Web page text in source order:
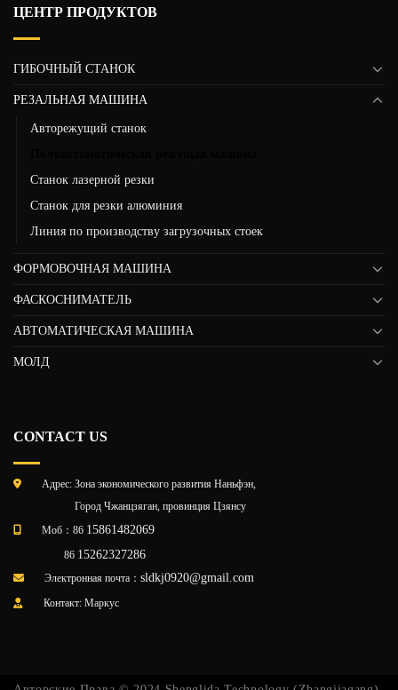
ЦЕНТР ПРОДУКТОВ
ГИБОЧНЫЙ СТАНОК
РЕЗАЛЬНАЯ МАШИНА
Авторежущий станок
Станок лазерной резки
Станок для резки алюминия
Линия по производству загрузочных стоек
ФОРМОВОЧНАЯ МАШИНА
ФАСКОСНИМАТЕЛЬ
АВТОМАТИЧЕСКАЯ МАШИНА
МОЛД
CONTACT US
Адрес: Зона экономического развития Наньфэн,
Город Чжанцзяган, провинция Цзянсу
Моб：86 15861482069
86 15262327286
Электронная почта： sldkj0920@gmail.com
Контакт: Маркус